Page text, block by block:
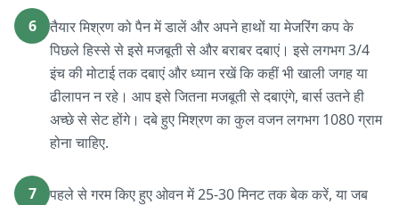
6
तैयार मिश्रण को पैन में डालें और अपने हाथों या मेजरिंग कप के
पिछले हिस्से से इसे मजबूती से और बराबर दबाएं। इसे लगभग 3/4
इंच की मोटाई तक दबाएं और ध्यान रखें कि कहीं भी खाली जगह या
ढीलापन न रहे। आप इसे जितना मजबूती से दबाएंगे, बार्स उतने ही
अच्छे से सेट होंगे। दबे हुए मिश्रण का कुल वजन लगभग 1080 ग्राम
होना चाहिए.
7
पहले से गरम किए हुए ओवन में 25-30 मिनट तक बेक करें, या जब